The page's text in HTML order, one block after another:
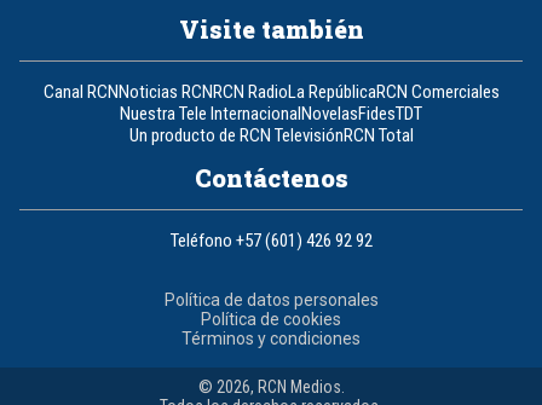
Visite también
Canal RCNNoticias RCNRCN RadioLa RepúblicaRCN Comerciales
Nuestra Tele InternacionalNovelasFidesTDT
Un producto de RCN TelevisiónRCN Total
Contáctenos
Teléfono +57 (601) 426 92 92
Política de datos personales
Política de cookies
Términos y condiciones
© 2026, RCN Medios.